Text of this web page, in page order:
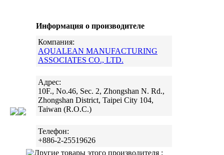
Информация о производителе
Компания:
AQUALEAN MANUFACTURING
ASSOCIATES CO., LTD.
Адрес:
10F., No.46, Sec. 2, Zhongshan N. Rd.,
Zhongshan District, Taipei City 104,
Taiwan (R.O.C.)
Телефон:
+886-2-25519626
Другие товары этого производителя :